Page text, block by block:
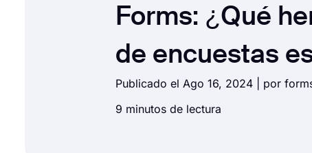
Forms: ¿Qué
de encuestas
Publicado el Ago 16, 2024 | por
9 minutos de lectura